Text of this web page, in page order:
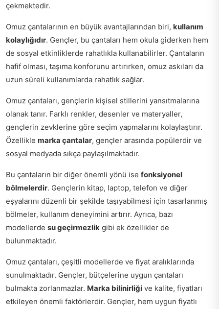
çekmektedir.
Omuz çantalarının en büyük avantajlarından biri, kullanım
kolaylığıdır. Gençler, bu çantaları hem okula giderken hem
de sosyal etkinliklerde rahatlıkla kullanabilirler. Çantaların
hafif olması, taşıma konforunu artırırken, omuz askıları da
uzun süreli kullanımlarda rahatlık sağlar.
Omuz çantaları, gençlerin kişisel stillerini yansıtmalarına
olanak tanır. Farklı renkler, desenler ve materyaller,
gençlerin zevklerine göre seçim yapmalarını kolaylaştırır.
Özellikle marka çantalar, gençler arasında popülerdir ve
sosyal medyada sıkça paylaşılmaktadır.
Bu çantaların bir diğer önemli yönü ise fonksiyonel
bölmelerdir. Gençlerin kitap, laptop, telefon ve diğer
eşyalarını düzenli bir şekilde taşıyabilmesi için tasarlanmış
bölmeler, kullanım deneyimini artırır. Ayrıca, bazı
modellerde su geçirmezlik gibi ek özellikler de
bulunmaktadır.
Omuz çantaları, çeşitli modellerde ve fiyat aralıklarında
sunulmaktadır. Gençler, bütçelerine uygun çantaları
bulmakta zorlanmazlar. Marka bilinirliği ve kalite, fiyatları
etkileyen önemli faktörlerdir. Gençler, hem uygun fiyatlı